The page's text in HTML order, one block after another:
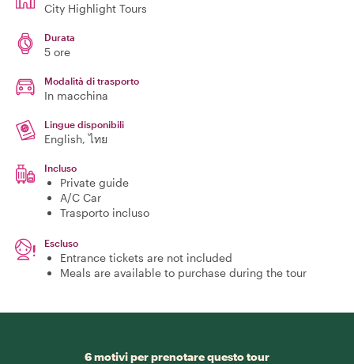
City Highlight Tours
Durata
5 ore
Modalità di trasporto
In macchina
Lingue disponibili
English, ไทย
Incluso
Private guide
A/C Car
Trasporto incluso
Escluso
Entrance tickets are not included
Meals are available to purchase during the tour
6 motivi per prenotare questo tour